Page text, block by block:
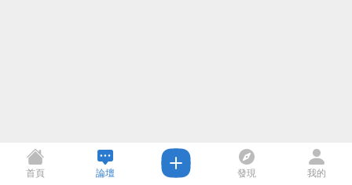
首頁 論壇 發現 我的